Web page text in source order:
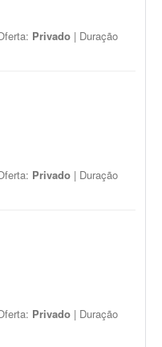
Privado | Duração
Privado | Duração
Privado | Duração